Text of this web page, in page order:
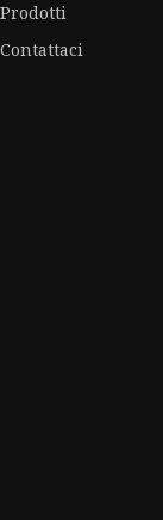
Prodotti
Contattaci